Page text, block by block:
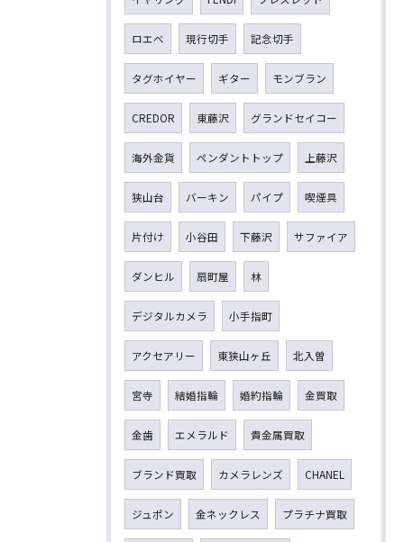
ロエベ 現行切手 記念切手
タグホイヤー ギター モンブラン
CREDOR 東藤沢 グランドセイコー
海外金貨 ペンダントトップ 上藤沢
狭山台 バーキン パイプ 喫煙具
片付け 小谷田 下藤沢 サファイア
ダンヒル 扇町屋 林
デジタルカメラ 小手指町
アクセアリー 東狭山ヶ丘 北入曽
宮寺 結婚指輪 婚約指輪 金買取
金歯 エメラルド 貴金属買取
ブランド買取 カメラレンズ CHANEL
ジュポン 金ネックレス プラチナ買取